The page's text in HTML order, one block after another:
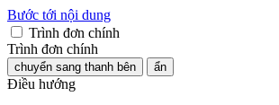
Bước tới nội dung
Trình đơn chính
Trình đơn chính
chuyển sang thanh bên ẩn
Điều hướng